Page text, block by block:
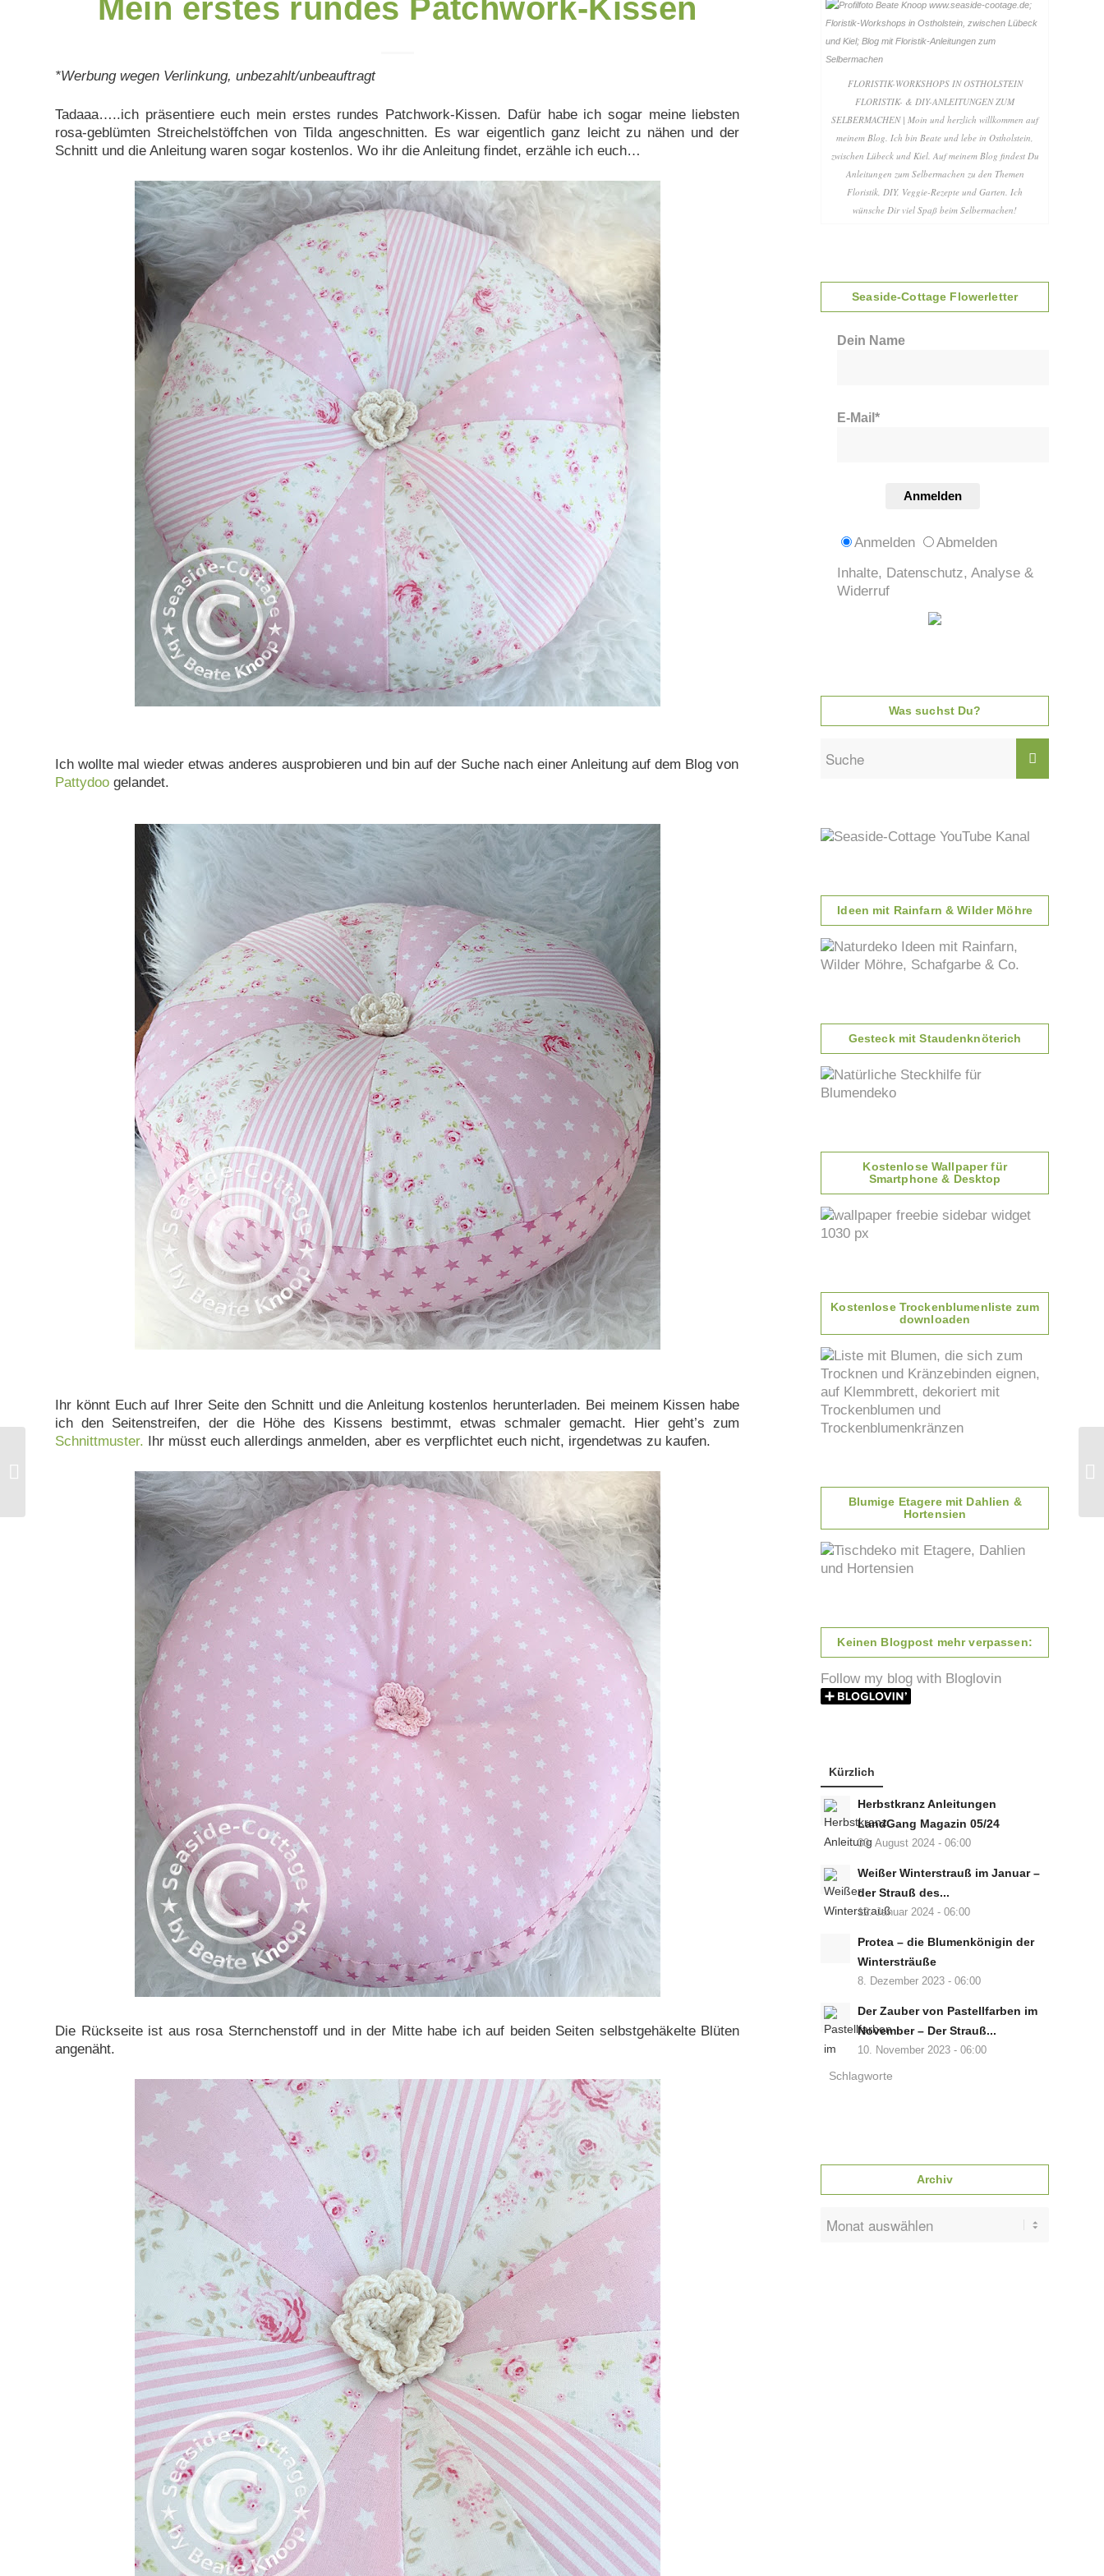
Mein erstes rundes Patchwork-Kissen
*Werbung wegen Verlinkung, unbezahlt/unbeauftragt
Tadaaa…..ich präsentiere euch mein erstes rundes Patchwork-Kissen. Dafür habe ich sogar meine liebsten
rosa-geblümten Streichelstöffchen von Tilda angeschnitten. Es war eigentlich ganz leicht zu nähen und der
Schnitt und die Anleitung waren sogar kostenlos. Wo ihr die Anleitung findet, erzähle ich euch…
Ich wollte mal wieder etwas anderes ausprobieren und bin auf der Suche nach einer Anleitung auf dem Blog von
Pattydoo gelandet.
Ihr könnt Euch auf Ihrer Seite den Schnitt und die Anleitung kostenlos herunterladen. Bei meinem Kissen habe
ich den Seitenstreifen, der die Höhe des Kissens bestimmt, etwas schmaler gemacht.
Hier geht’s zum
Schnittmuster. Ihr müsst euch allerdings anmelden, aber es verpflichtet euch nicht, irgendetwas zu kaufen.
Die Rückseite ist aus rosa Sternchenstoff und in der Mitte habe ich auf beiden Seiten selbstgehäkelte Blüten
angenäht.
FLORISTIK-WORKSHOPS IN OSTHOLSTEIN
FLORISTIK- & DIY-ANLEITUNGEN ZUM
SELBERMACHEN | Moin und herzlich willkommen auf
meinem Blog. Ich bin Beate und lebe in Ostholstein,
zwischen Lübeck und Kiel. Auf meinem Blog findest Du
Anleitungen zum Selbermachen zu den Themen
Floristik, DIY, Veggie-Rezepte und Garten. Ich
wünsche Dir viel Spaß beim Selbermachen!
Seaside-Cottage Flowerletter
Dein Name
E-Mail*
Anmelden
Anmelden
Abmelden
Inhalte, Datenschutz, Analyse &
Widerruf
Was suchst Du?
Ideen mit Rainfarn & Wilder Möhre
Gesteck mit Staudenknöterich
Kostenlose Wallpaper für
Smartphone & Desktop
Kostenlose Trockenblumenliste zum
downloaden
Blumige Etagere mit Dahlien &
Hortensien
Keinen Blogpost mehr verpassen:
Follow my blog with Bloglovin
Kürzlich
Herbstkranz Anleitungen
LandGang Magazin 05/24
30. August 2024 - 06:00
Weißer Winterstrauß im Januar –
der Strauß des...
12. Januar 2024 - 06:00
Protea – die Blumenkönigin der
Wintersträuße
8. Dezember 2023 - 06:00
Der Zauber von Pastellfarben im
November – Der Strauß...
10. November 2023 - 06:00
Schlagworte
Archiv
Unser Tannenbaum und